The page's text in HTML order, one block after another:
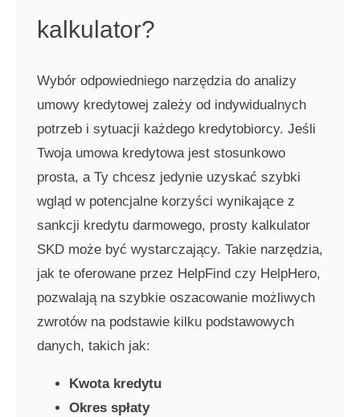
kalkulator?
Wybór odpowiedniego narzędzia do analizy
umowy kredytowej zależy od indywidualnych
potrzeb i sytuacji każdego kredytobiorcy. Jeśli
Twoja umowa kredytowa jest stosunkowo
prosta, a Ty chcesz jedynie uzyskać szybki
wgląd w potencjalne korzyści wynikające z
sankcji kredytu darmowego, prosty kalkulator
SKD może być wystarczający. Takie narzędzia,
jak te oferowane przez HelpFind czy HelpHero,
pozwalają na szybkie oszacowanie możliwych
zwrotów na podstawie kilku podstawowych
danych, takich jak:
Kwota kredytu
Okres spłaty